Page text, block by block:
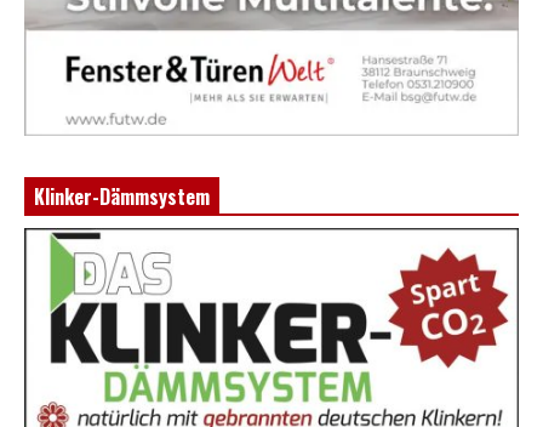
Klinker-Dämmsystem